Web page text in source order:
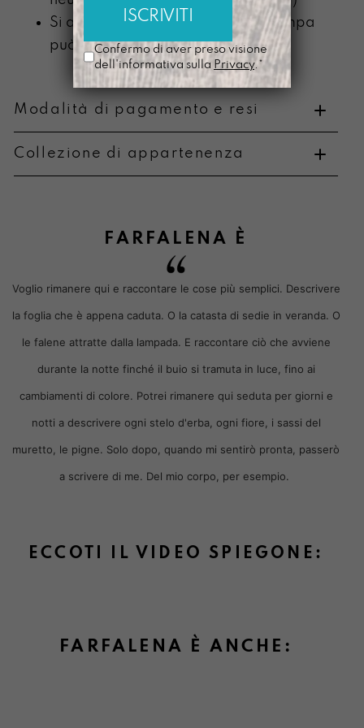
Si ammorbidisce con l’uso e la stampa
può scolorire
Modalità di pagamento e resi
Informazioni su cambi e resi
Collezione di appartenenza
FARFALENA È
Voglio rimanere qui e raccontare le cose più semplici. Descrivere
la foglia che è appena caduta. O la catasta di sedie in veranda. O
le falene attratte dalla lampada. E raccontare ciò che avviene
durante la notte finché il buio si tramuta in luce, fino ai
cambiamenti di colore. Potrei rimanere qui seduta per giorni e
notti a descrivere ogni stelo d'erba, ogni fiore, i sassi del
muretto, le pigne. Solo dopo, quando mi sentirò pronta, passerò
a scrivere di me. Del mio corpo, per esempio.
ECCOTI IL VIDEO SPIEGONE:
FARFALENA È ANCHE:
Confermo di aver preso visione
dell'informativa sulla Privacy.*